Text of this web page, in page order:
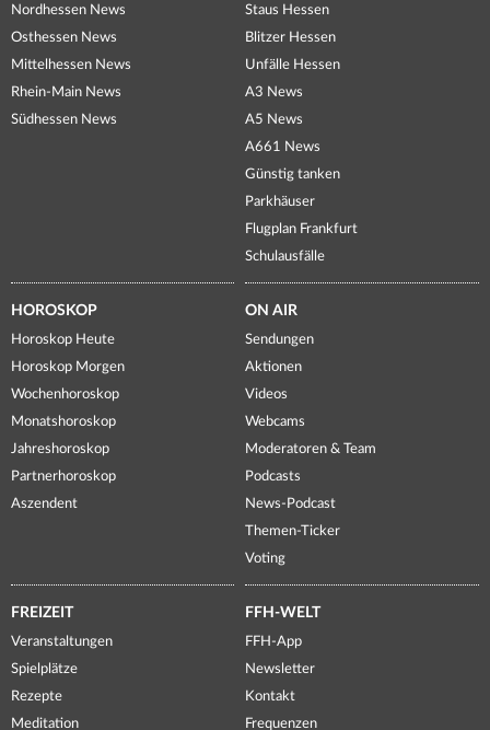
Nordhessen News
Osthessen News
Mittelhessen News
Rhein-Main News
Südhessen News
Staus Hessen
Blitzer Hessen
Unfälle Hessen
A3 News
A5 News
A661 News
Günstig tanken
Parkhäuser
Flugplan Frankfurt
Schulausfälle
HOROSKOP
Horoskop Heute
Horoskop Morgen
Wochenhoroskop
Monatshoroskop
Jahreshoroskop
Partnerhoroskop
Aszendent
ON AIR
Sendungen
Aktionen
Videos
Webcams
Moderatoren & Team
Podcasts
News-Podcast
Themen-Ticker
Voting
FREIZEIT
Veranstaltungen
Spielplätze
Rezepte
Meditation
FFH-WELT
FFH-App
Newsletter
Kontakt
Frequenzen